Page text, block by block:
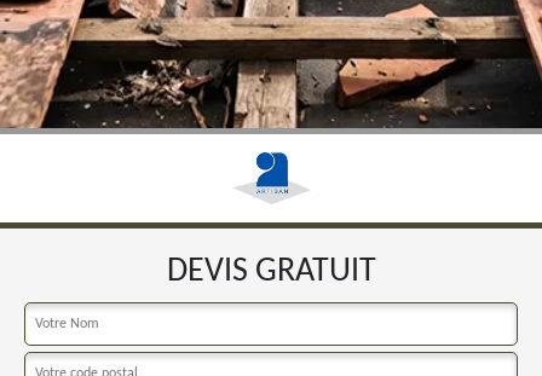
DEVIS GRATUIT